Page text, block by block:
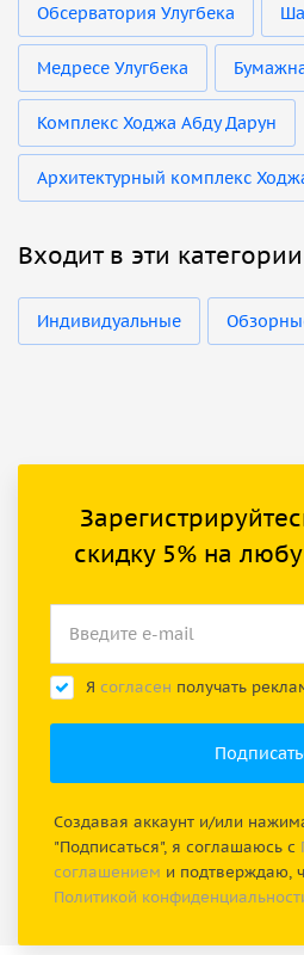
Обсерватория Улугбека
Медресе Улугбека
Комплекс Ходжа Абду Дарун
Архитектурный комплекс
Входит в эти категории
Индивидуальные
скидку 5% на
Я согласен получать
Создавая аккаунт и/или
"Подписаться", я соглашаюсь с
соглашением и подтверждаю,
Политикой